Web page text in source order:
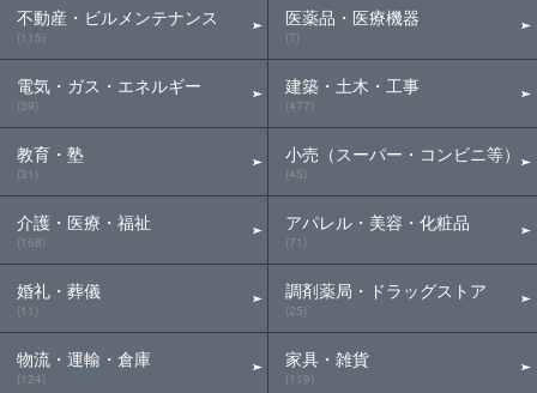
不動産・ビルメンテナンス
(115)
電気・ガス・エネルギー
(39)
教育・塾
(31)
介護・医療・福祉
(168)
婚礼・葬儀
(11)
物流・運輸・倉庫
(124)
医薬品・医療機器
(7)
建築・土木・工事
(477)
小売（スーパー・コンビニ等）
(45)
アパレル・美容・化粧品
(71)
調剤薬局・ドラッグストア
(25)
家具・雑貨
(119)